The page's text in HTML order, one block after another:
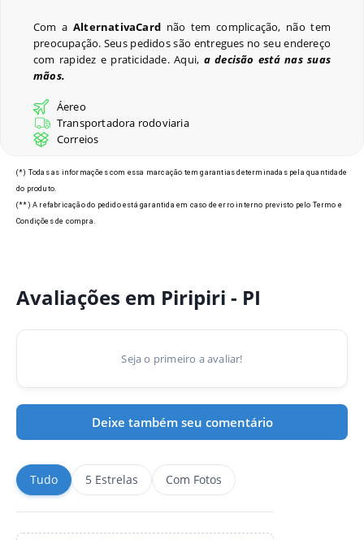
Últimos Pedidos
Modelos de Crachás em
Piripiri - PI
Com aAlternativaCard não tem complicação, não tem
preocupação. Seus pedidos são entregues no seu endereço
com rapidez e praticidade. Aqui, a decisão está nas suas
mãos.
Áereo
Transportadora rodoviaria
Correios
(*) Todas as informações com essa marcação tem garantias determinadas pela quantidade
do produto.
(**) A refabricação do pedido está garantida em caso de erro interno previsto pelo Termo e
Condições de compra.
Avaliações em Piripiri - PI
Seja o primeiro a avaliar!
Deixe também seu comentário
Tudo 5 Estrelas Com Fotos